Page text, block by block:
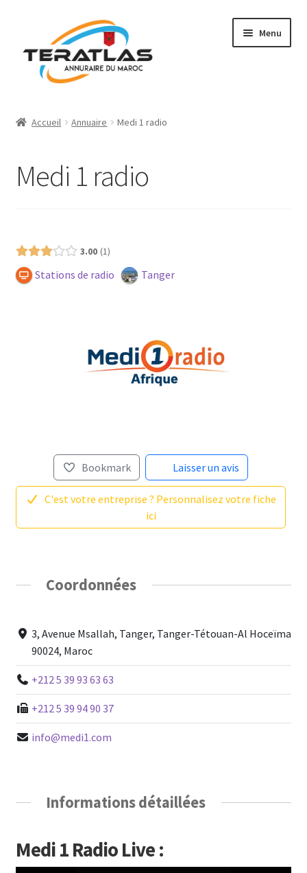
navigation
contenu
Menu
Annuaire
Mon compte
Accueil Annuaire Medi 1 radio
Medi 1 radio
3.00 1
Stations de radio Tanger
Bookmark Laisser un avis
C'est votre entreprise ? Personnalisez votre fiche
ici
Coordonnées
3, Avenue Msallah, Tanger, Tanger-Tétouan-Al Hoceïma
90024, Maroc
+212 5 39 93 63 63
+212 5 39 94 90 37
info@medi1.com
Informations détaillées
Medi 1 Radio Live :